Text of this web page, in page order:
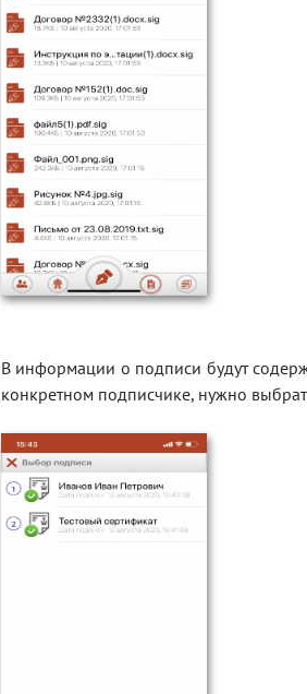
В информации о подписи будут
конкретном подписчике, нужно